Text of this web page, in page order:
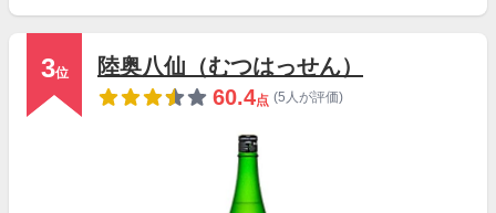
3位
陸奥八仙（むつはっせん）
60.4点 (5人が評価)